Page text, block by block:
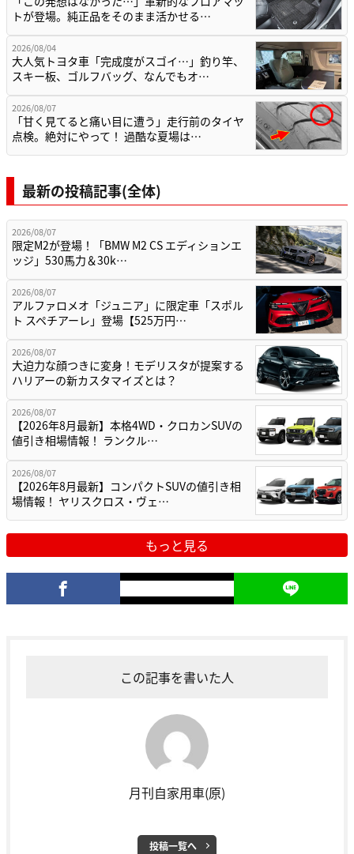
トが登場。純正品をそのまま活かせる…
2026/08/04
大人気トヨタ車「完成度がスゴイ…」釣り竿、
スキー板、ゴルフバッグ、なんでもオ…
2026/08/07
「甘く見てると痛い目に遭う」走行前のタイヤ
点検。絶対にやって！ 過酷な夏場は…
最新の投稿記事(全体)
2026/08/07
限定M2が登場！「BMW M2 CS エディションエ
ッジ」530馬力＆30k…
2026/08/07
アルファロメオ「ジュニア」に限定車「スポル
ト スペチアーレ」登場【525万円…
2026/08/07
大迫力な顔つきに変身！モデリスタが提案する
ハリアーの新カスタマイズとは？
2026/08/07
【2026年8月最新】本格4WD・クロカンSUVの
値引き相場情報！ ランクル…
2026/08/07
【2026年8月最新】コンパクトSUVの値引き相
場情報！ ヤリスクロス・ヴェ…
もっと見る
この記事を書いた人
月刊自家用車(原)
投稿一覧へ